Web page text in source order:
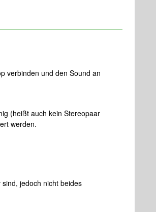
verbinden und den Sound an
(heißt auch kein Stereopaar
werden.
sind, jedoch nicht beides